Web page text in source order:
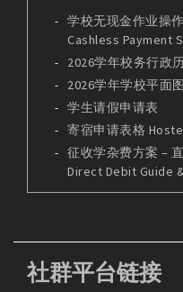
学校无现金作业操
Cashless Payment
2026学年校务行政
2026学年学校平面图
学生请假申请表
寄宿申请表格
征收学杂费方案 –
Direct Debit Guide
社群平台链接